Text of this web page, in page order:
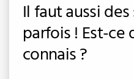
Il faut aussi
parfois ! Est-ce
connais ?